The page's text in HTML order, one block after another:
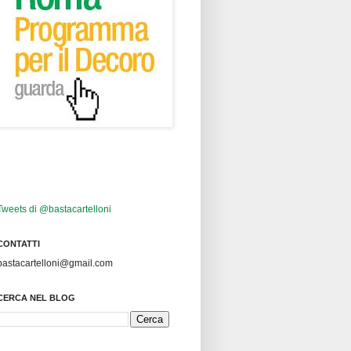
di @bastacartelloni
NEL BLOG